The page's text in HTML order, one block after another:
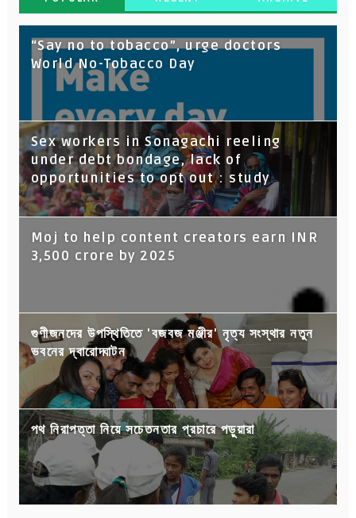
“Say no to tobacco”, urge doctors
World No-Tobacco Day
Sex workers in Sonagachi reeling
under debt bondage, lack of
opportunities to opt out : study
Moj to help content creators earn INR
3,500 crore by 2025
গুণীজনদের উপস্থিতিতে 'বজবজ মঞ্জীর' নৃত্য সংস্থার নতুন
ভবনের দ্বারোদ্ঘাটন
পথ নিরাপত্তা নিয়ে সচেতনতার প্রচারে পড়ুয়ারা